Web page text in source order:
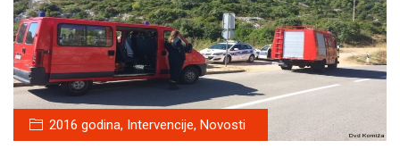
2016 godina, Intervencije, Novosti